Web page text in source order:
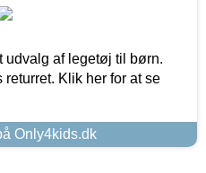
af legetøj til børn.
Klik her for at se
Only4kids.dk